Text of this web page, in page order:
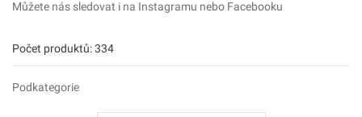
Můžete nás sledovat i na Instagramu nebo Facebooku
Počet produktů: 334
Podkategorie